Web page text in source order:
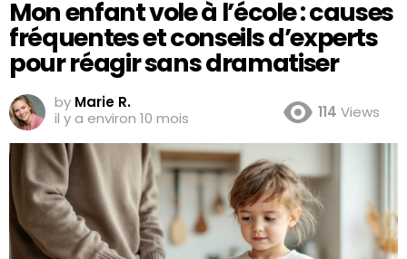
Mon enfant vole à l’école : causes
fréquentes et conseils d’experts
pour réagir sans dramatiser
by Marie R.
il y a environ 10 mois
114 Views